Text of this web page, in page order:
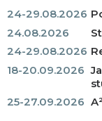
24-29.08.2026
24.08.2026
24-29.08.2026
18-20.09.2026
25-27.09.2026